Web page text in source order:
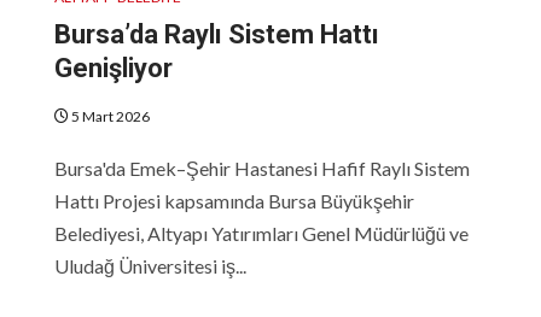
Bursa’da Raylı Sistem Hattı
Genişliyor
5 Mart 2026
Bursa'da Emek–Şehir Hastanesi Hafif Raylı Sistem
Hattı Projesi kapsamında Bursa Büyükşehir
Belediyesi, Altyapı Yatırımları Genel Müdürlüğü ve
Uludağ Üniversitesi iş...